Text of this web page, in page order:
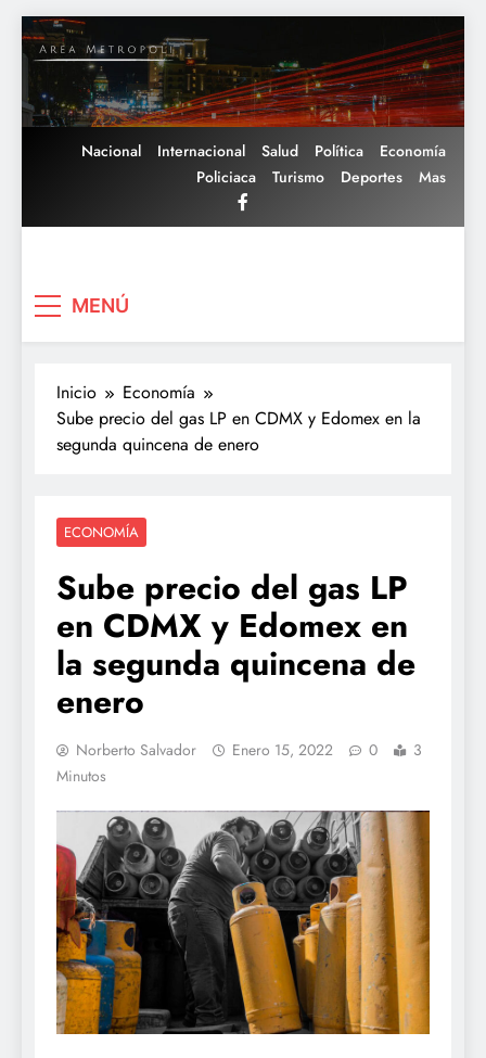
Saltar
al
contenido
Nacional Internacional Salud Política
Economía
Policiaca
Turismo Deportes Mas
MENÚ
Inicio
Economía
Sube precio del gas LP en CDMX y Edomex en la
segunda quincena de enero
ECONOMÍA
Sube precio del gas LP
en CDMX y Edomex en
la segunda quincena de
enero
Norberto Salvador Enero 15, 2022 0
3
Minutos